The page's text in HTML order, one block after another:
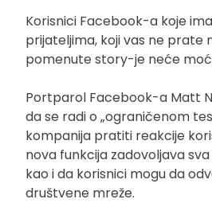
Korisnici Facebook-a koje
prijateljima, koji vas ne prate
pomenute story-je neće
Portparol Facebook-a Matt
da se radi o „ograničenom
kompanija pratiti reakcije
nova funkcija zadovoljava
kao i da korisnici mogu da
društvene mreže.